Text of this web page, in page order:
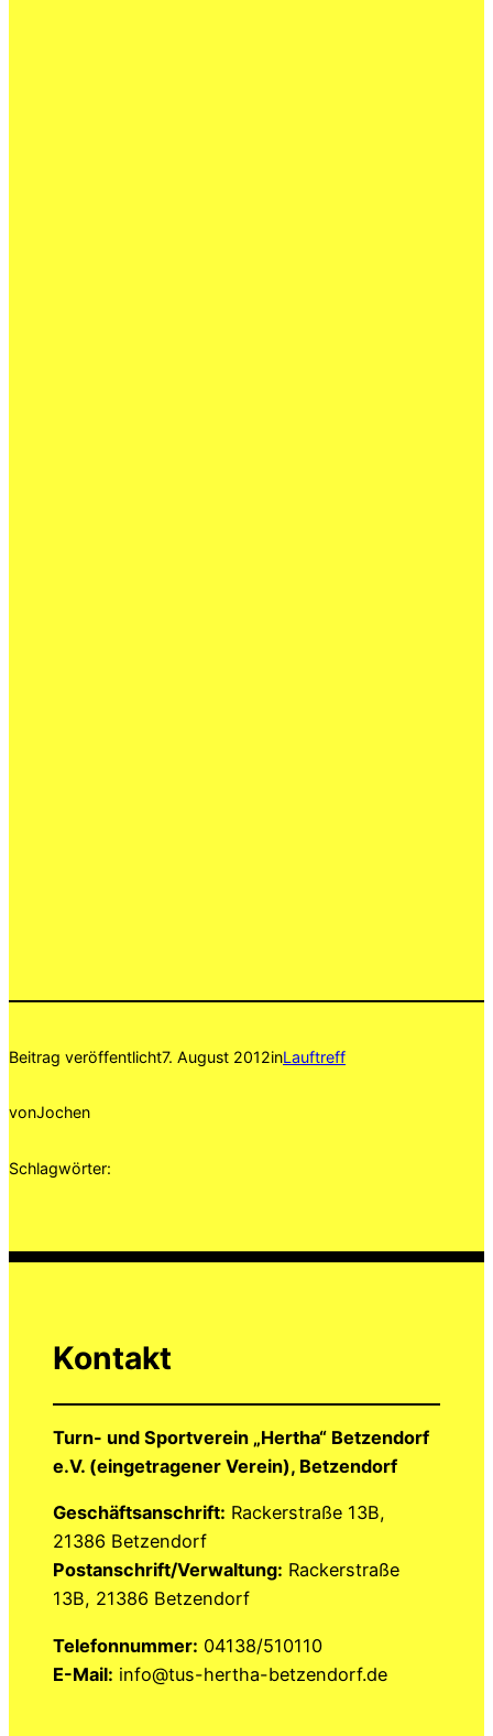
Beitrag veröffentlicht7. August 2012inLauftreff
vonJochen
Schlagwörter:
Kontakt
Turn- und Sportverein „Hertha“ Betzendorf
e.V. (eingetragener Verein), Betzendorf
Geschäftsanschrift: Rackerstraße 13B,
21386 Betzendorf
Postanschrift/Verwaltung: Rackerstraße
13B, 21386 Betzendorf
Telefonnummer: 04138/510110
E-Mail: info@tus-hertha-betzendorf.de